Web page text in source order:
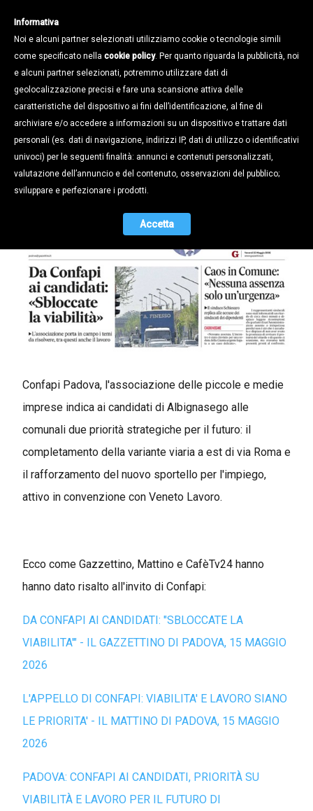
Stampa e Territorio /
«VIABILITÀ E LAVORO SIANO LE
PRIORITÀ», CONFAPI IN DIALOGO
CON ALBIGNASEGO
15.05.2026
Confapi Padova, l'associazione delle piccole e medie
imprese indica ai candidati di Albignasego alle
comunali due priorità strategiche per il futuro: il
completamento della variante viaria a est di via Roma e
il rafforzamento del nuovo sportello per l'impiego,
attivo in convenzione con Veneto Lavoro.
Ecco come Gazzettino, Mattino e CafèTv24 hanno
hanno dato risalto all'invito di Confapi:
DA CONFAPI AI CANDIDATI: "SBLOCCATE LA
VIABILITA'" - IL GAZZETTINO DI PADOVA, 15 MAGGIO
2026
L'APPELLO DI CONFAPI: VIABILITA' E LAVORO SIANO
LE PRIORITA' - IL MATTINO DI PADOVA, 15 MAGGIO
2026
PADOVA: CONFAPI AI CANDIDATI, PRIORITÀ SU
VIABILITÀ E LAVORO PER IL FUTURO DI
Informativa
Noi e alcuni partner selezionati utilizziamo cookie o tecnologie simili
come specificato nella cookie policy. Per quanto riguarda la pubblicità, noi
e alcuni partner selezionati, potremmo utilizzare dati di
geolocalizzazione precisi e fare una scansione attiva delle
caratteristiche del dispositivo ai fini dell’identificazione, al fine di
archiviare e/o accedere a informazioni su un dispositivo e trattare dati
personali (es. dati di navigazione, indirizzi IP, dati di utilizzo o identificativi
univoci) per le seguenti finalità: annunci e contenuti personalizzati,
valutazione dell’annuncio e del contenuto, osservazioni del pubblico;
sviluppare e perfezionare i prodotti.
Accetta